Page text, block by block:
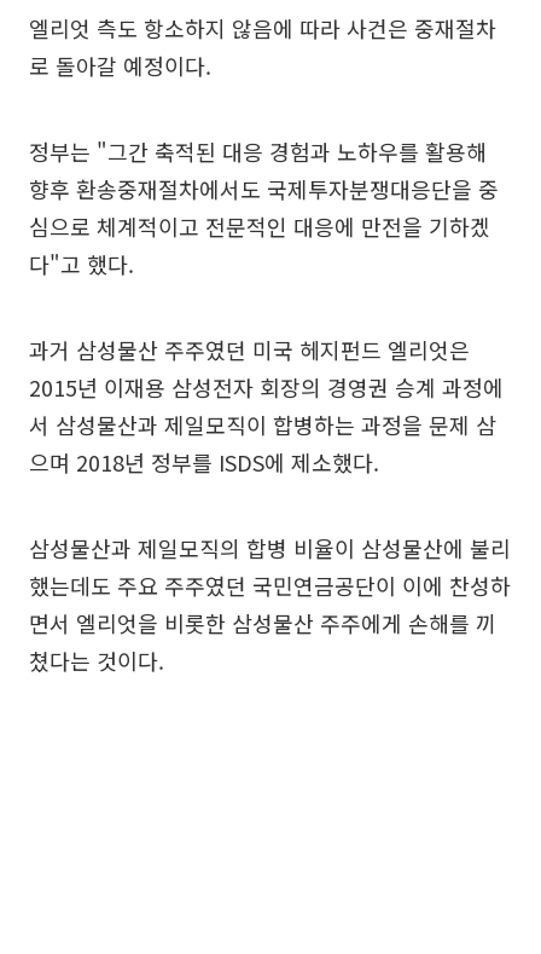
엘리엇 측도 항소하지 않음에 따라 사건은 중재절차
로 돌아갈 예정이다.
정부는 "그간 축적된 대응 경험과 노하우를 활용해
향후 환송중재절차에서도 국제투자분쟁대응단을 중
심으로 체계적이고 전문적인 대응에 만전을 기하겠
다"고 했다.
과거 삼성물산 주주였던 미국 헤지펀드 엘리엇은
2015년 이재용 삼성전자 회장의 경영권 승계 과정에
서 삼성물산과 제일모직이 합병하는 과정을 문제 삼
으며 2018년 정부를 ISDS에 제소했다.
삼성물산과 제일모직의 합병 비율이 삼성물산에 불리
했는데도 주요 주주였던 국민연금공단이 이에 찬성하
면서 엘리엇을 비롯한 삼성물산 주주에게 손해를 끼
쳤다는 것이다.